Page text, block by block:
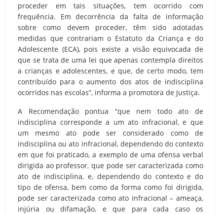
proceder em tais situações, tem ocorrido com
frequência. Em decorrência da falta de informação
sobre como devem proceder, têm sido adotadas
medidas que contrariam o Estatuto da Criança e do
Adolescente (ECA), pois existe a visão equivocada de
que se trata de uma lei que apenas contempla direitos
a crianças e adolescentes, e que, de certo modo, tem
contribuído para o aumento dos atos de indisciplina
ocorridos nas escolas”, informa a promotora de Justiça.
A Recomendação pontua “que nem todo ato de
indisciplina corresponde a um ato infracional, e que
um mesmo ato pode ser considerado como de
indisciplina ou ato infracional, dependendo do contexto
em que foi praticado, a exemplo de uma ofensa verbal
dirigida ao professor, que pode ser caracterizada como
ato de indisciplina, e, dependendo do contexto e do
tipo de ofensa, bem como da forma como foi dirigida,
pode ser caracterizada como ato infracional – ameaça,
injúria ou difamação, e que para cada caso os